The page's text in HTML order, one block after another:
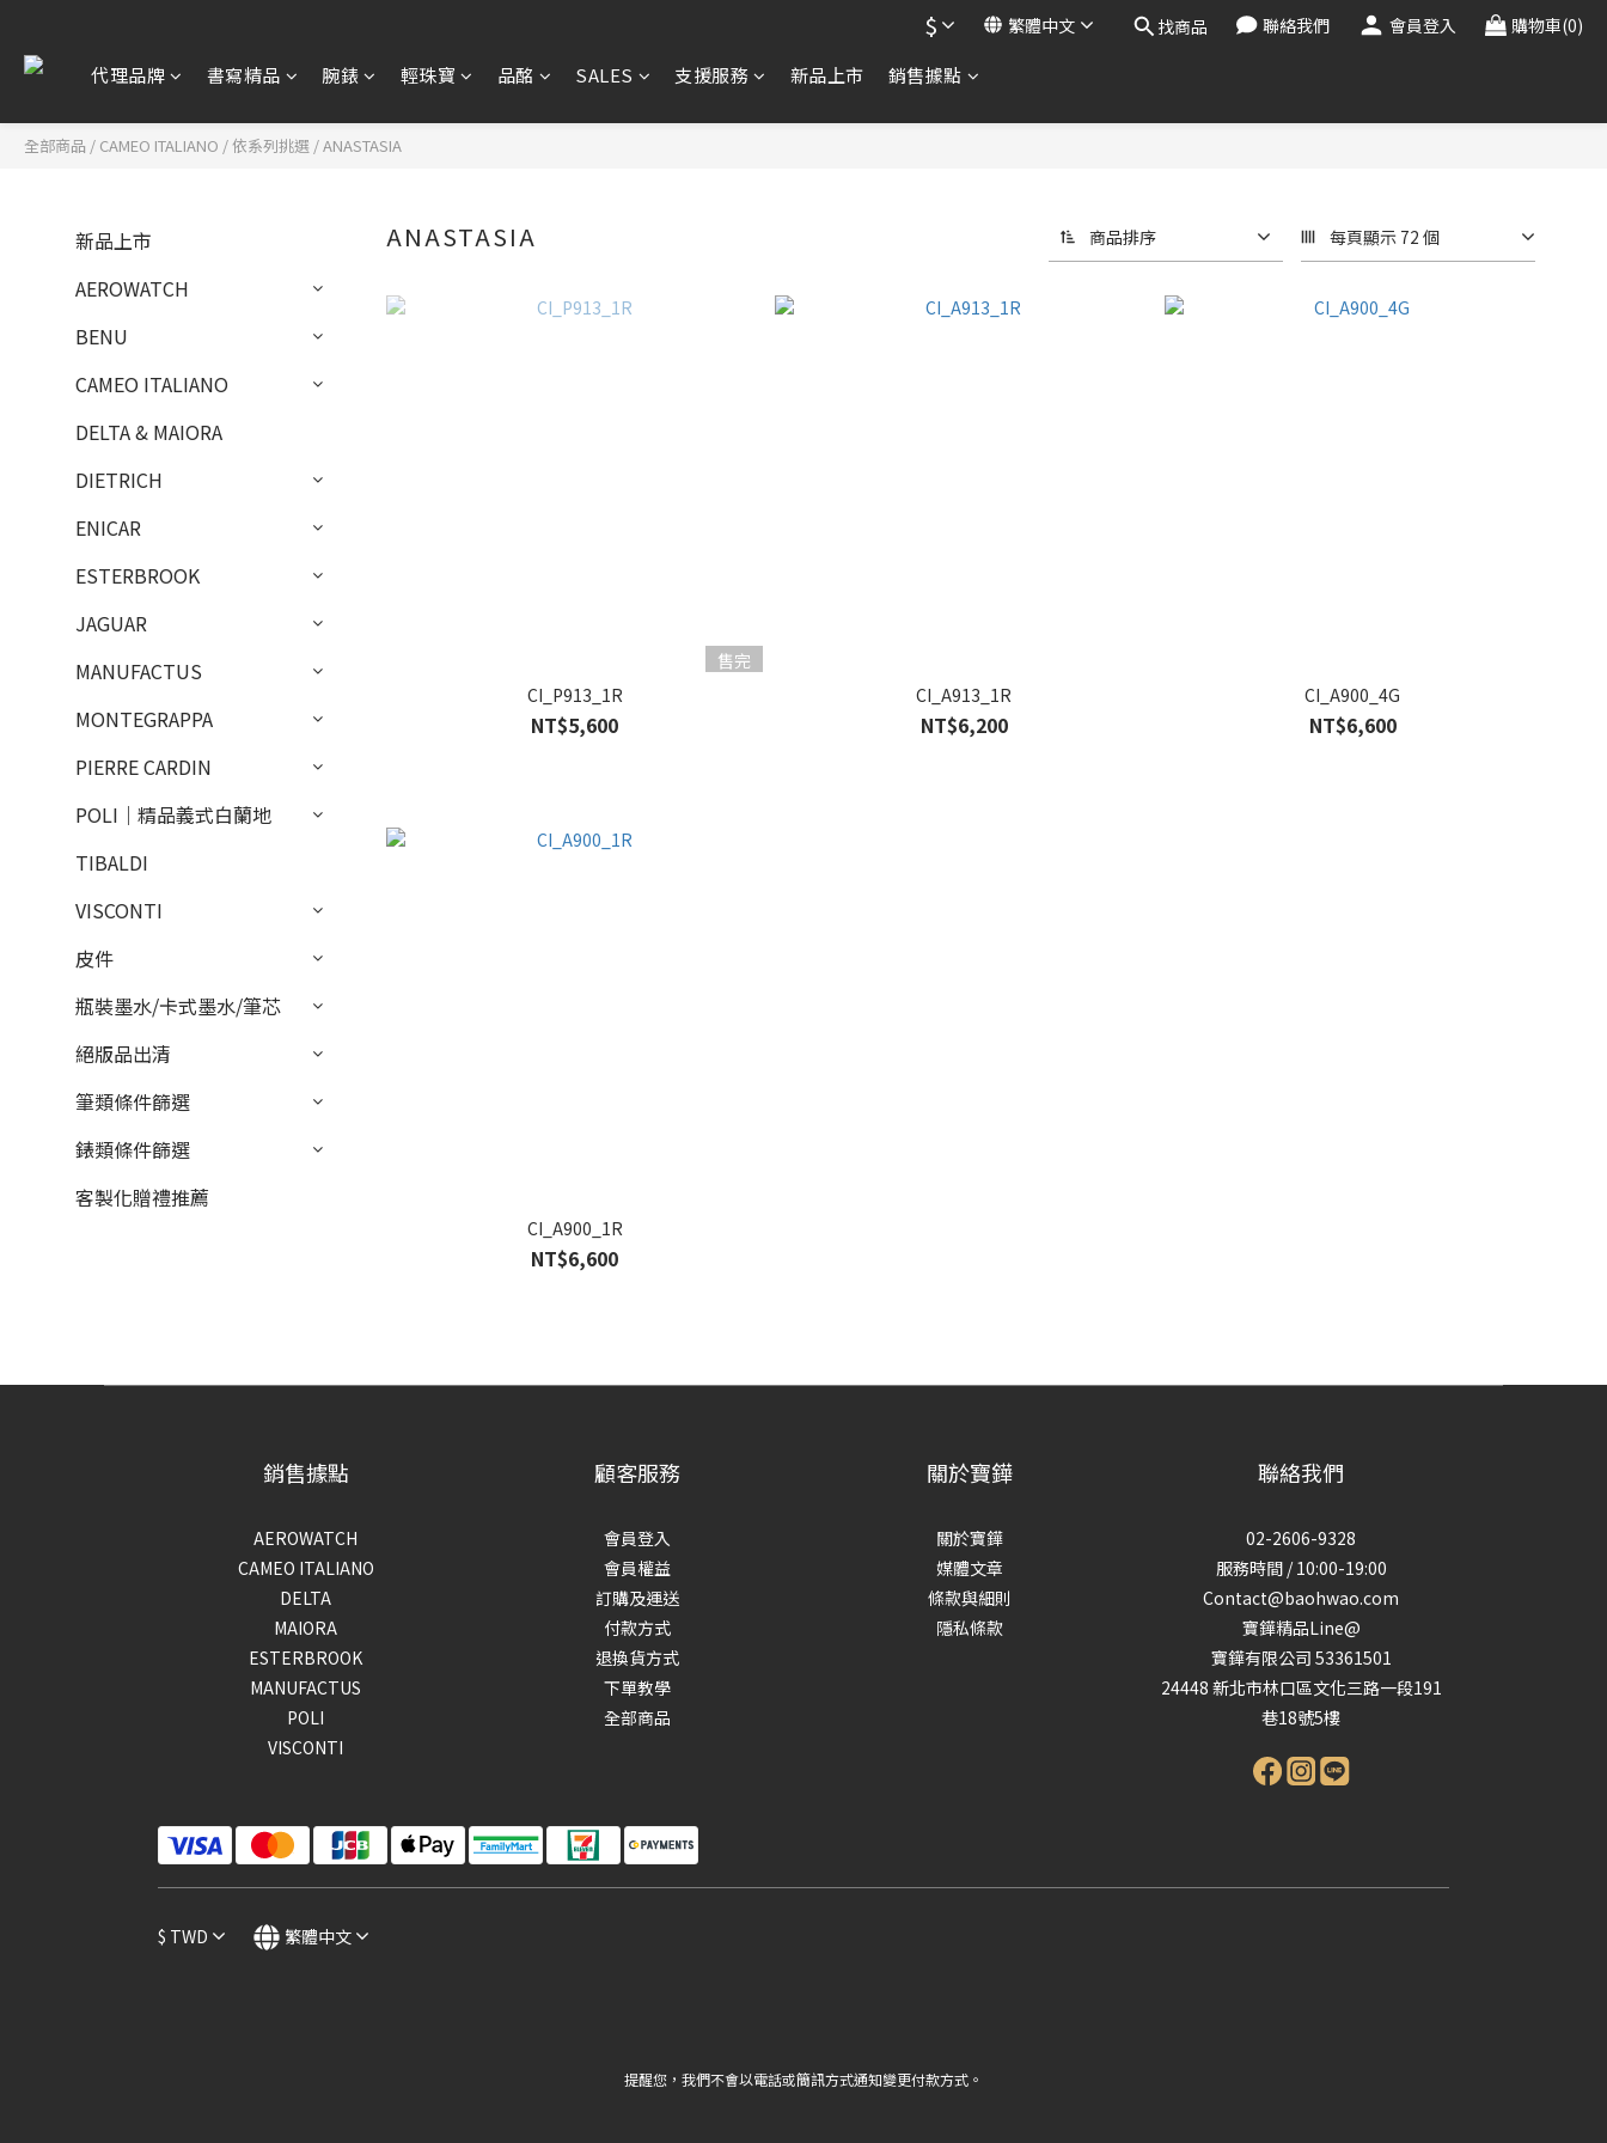
$ 繁體中文 找商品 聯絡我們 會員登入 購物車(0)
代理品牌 書寫精品 腕錶 輕珠寶 品酩 SALES 支援服務 新品上市 銷售據點
全部商品 / CAMEO ITALIANO /依系列挑選 /ANASTASIA
新品上市
AEROWATCH
BENU
CAMEO ITALIANO
DELTA & MAIORA
DIETRICH
ENICAR
ESTERBROOK
JAGUAR
MANUFACTUS
MONTEGRAPPA
PIERRE CARDIN
POLI｜精品義式白蘭地
TIBALDI
VISCONTI
皮件
瓶裝墨水/卡式墨水/筆芯
絕版品出清
筆類條件篩選
錶類條件篩選
客製化贈禮推薦
ANASTASIA 商品排序 每頁顯示 72 個
售完
CI_P913_1R
NT$5,600
CI_A913_1R
NT$6,200
CI_A900_4G
NT$6,600
CI_A900_1R
NT$6,600
銷售據點
AEROWATCH
CAMEO ITALIANO
DELTA
MAIORA
ESTERBROOK
MANUFACTUS
POLI
VISCONTI
顧客服務
會員登入
會員權益
訂購及運送
付款方式
退換貨方式
下單教學
全部商品
關於寶鏵
關於寶鏵
媒體文章
條款與細則
隱私條款
聯絡我們
02-2606-9328
服務時間 / 10:00-19:00
Contact@baohwao.com
寶鏵精品Line@
寶鏵有限公司 53361501
24448 新北市林口區文化三路一段191
巷18號5樓
$ TWD 繁體中文
提醒您，我們不會以電話或簡訊方式通知變更付款方式。